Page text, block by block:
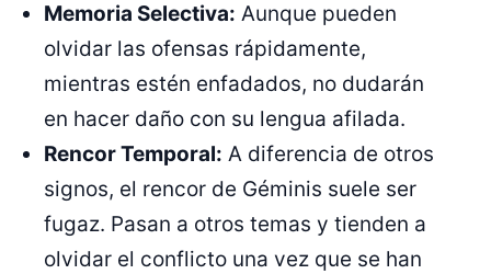
Memoria Selectiva: Aunque pueden
olvidar las ofensas rápidamente,
mientras estén enfadados, no dudarán
en hacer daño con su lengua afilada.
Rencor Temporal: A diferencia de otros
signos, el rencor de Géminis suele ser
fugaz. Pasan a otros temas y tienden a
olvidar el conflicto una vez que se han